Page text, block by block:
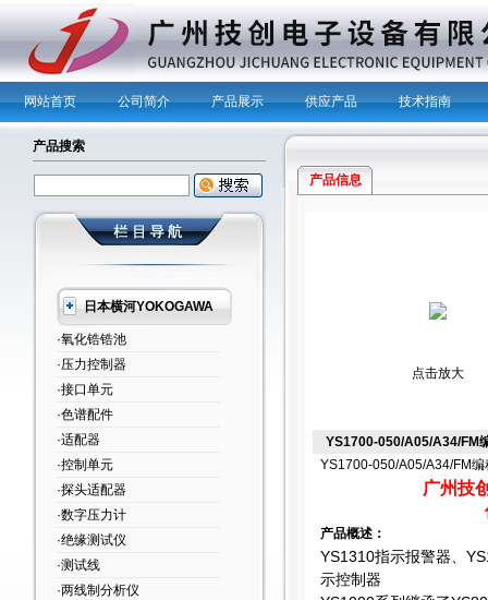
网站首页 公司简介 产品展示 供应产品 技术指南
产品搜索
日本横河YOKOGAWA
·氧化锆锆池
·压力控制器
·接口单元
·色谱配件
·适配器
·控制单元
·探头适配器
·数字压力计
·绝缘测试仪
·测试线
·两线制分析仪
产品信息
点击放大
YS1700-050/A05/A34/FM
YS1700-050/A05/A34/FM编
广州技
产品概述：
YS1310指示报警器、
示控制器